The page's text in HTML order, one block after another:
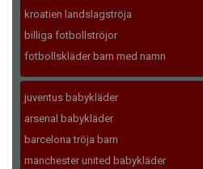
kroatien landslagströja
billiga fotbollströjor
fotbollskläder barn med namn
juventus babykläder
arsenal babykläder
barcelona tröja barn
manchester united babykläder